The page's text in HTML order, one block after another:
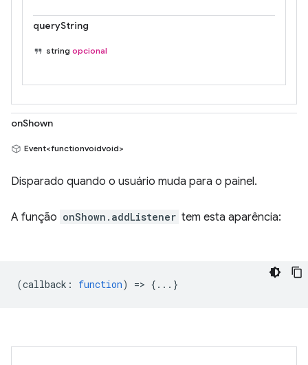
queryString
string opcional
onShown
Event<functionvoidvoid>
Disparado quando o usuário muda para o painel.
A função onShown.addListener tem esta aparência:
(callback : function) => {...}